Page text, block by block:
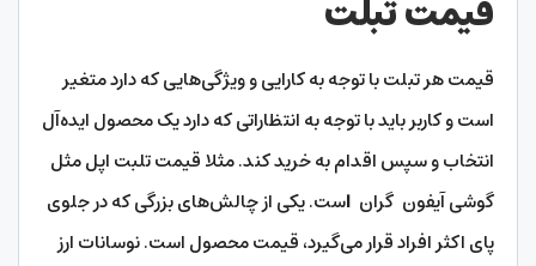
قیمت تبلت
قیمت هر تبلت با توجه به کارایی و ویژگی‌هایی که دارد متغیر
است و کاربر باید با توجه به انتظاراتی که دارد یک محصول ایده‌آل
انتخاب و سپس اقدام به خرید کند. مثلا قیمت تلبت اپل مثل
گوشی آیفون گران است. یکی از چالش‌های بزرگی که در جلوی
پای اکثر افراد قرار می‌‌گیرد، قیمت محصول است. نوسانات ارز